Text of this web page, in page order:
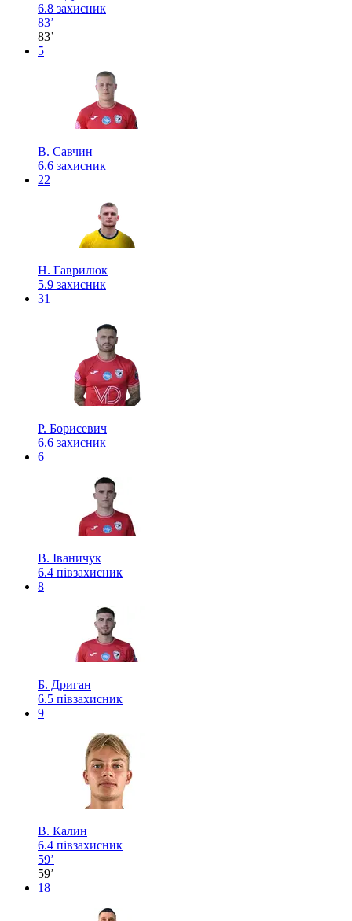
6.8 захисник
83’
83’
5
В. Савчин
6.6 захисник
22
Н. Гаврилюк
5.9 захисник
31
Р. Борисевич
6.6 захисник
6
В. Іваничук
6.4 півзахисник
8
Б. Дриган
6.5 півзахисник
9
В. Калин
6.4 півзахисник
59’
59’
18